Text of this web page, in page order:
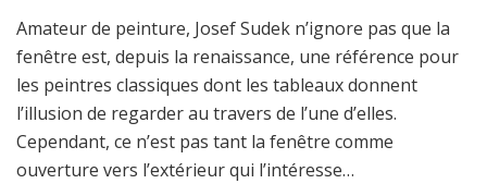
Amateur de peinture, Josef Sudek n’ignore pas que la
fenêtre est, depuis la renaissance, une référence pour
les peintres classiques dont les tableaux donnent
l’illusion de regarder au travers de l’une d’elles.
Cependant, ce n’est pas tant la fenêtre comme
ouverture vers l’extérieur qui l’intéresse…